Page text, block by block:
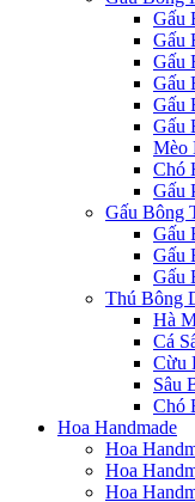
Gấu
Gấu
Gấu
Gấu
Gấu
Gấu
Mèo
Chó
Gấu
Gấu Bông
Gấu
Gấu
Gấu
Thú Bông
Hà
Cá
Cừu
Sâu
Chó
Hoa Handmade
Hoa
Hoa
Hoa